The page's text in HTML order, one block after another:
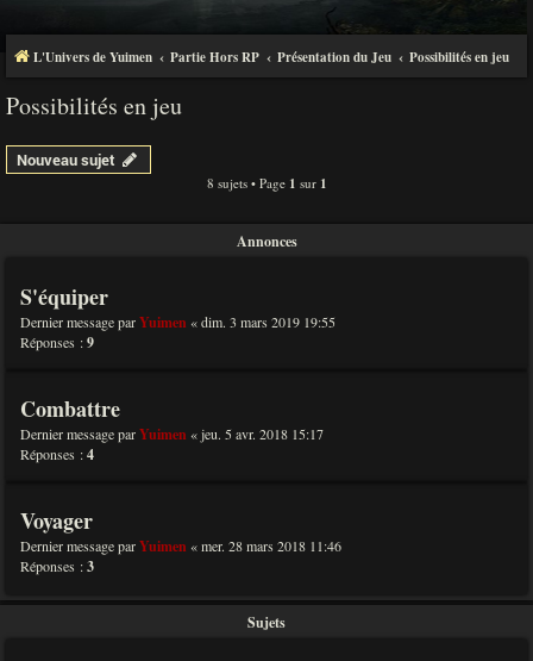
L'Univers de Yuimen Partie Hors RP Présentation du Jeu Possibilités en jeu
Possibilités en jeu
Nouveau sujet
8 sujets • Page 1 sur 1
Annonces
S'équiper
Dernier message parYuimen «dim. 3 mars 2019 19:55
Réponses :9
Combattre
Dernier message parYuimen «jeu. 5 avr. 2018 15:17
Réponses :4
Voyager
Dernier message parYuimen «mer. 28 mars 2018 11:46
Réponses :3
Sujets